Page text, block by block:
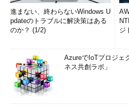
進まない、終わらないWindows U
pdateのトラブルに解決策はある
のか？ (1/2)
ジ
AzureでIoTプロジェ
ネス共創ラボ」